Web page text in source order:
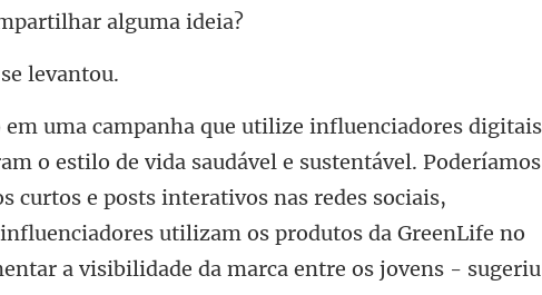
entável. Poderíamos
curtos e posts interativos nas redes sociais,
util